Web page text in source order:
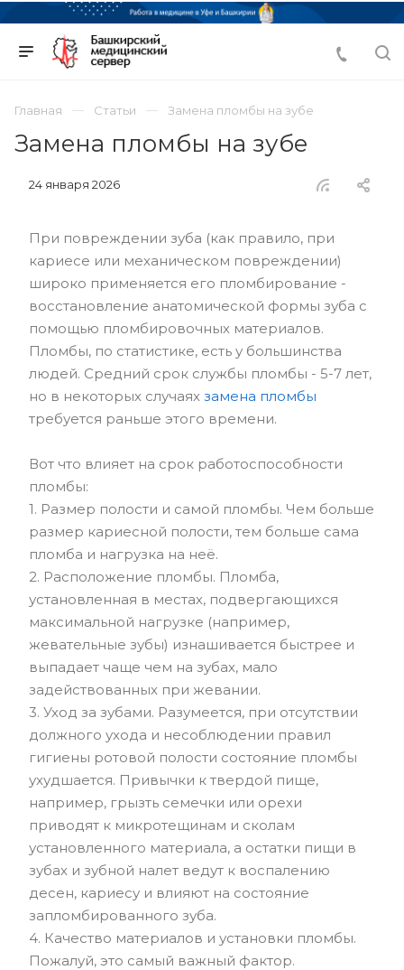
Главная Статьи Замена пломбы на зубе
Замена пломбы на зубе
24 января 2026
При повреждении зуба (как правило, при
кариесе или механическом повреждении)
широко применяется его пломбирование -
восстановление анатомической формы зуба с
помощью пломбировочных материалов.
Пломбы, по статистике, есть у большинства
людей. Средний срок службы пломбы - 5-7 лет,
но в некоторых случаях замена пломбы
требуется раньше этого времени.
Вот что влияет на срок работоспособности
пломбы:
1. Размер полости и самой пломбы. Чем больше
размер кариесной полости, тем больше сама
пломба и нагрузка на неё.
2. Расположение пломбы. Пломба,
установленная в местах, подвергающихся
максимальной нагрузке (например,
жевательные зубы) изнашивается быстрее и
выпадает чаще чем на зубах, мало
задействованных при жевании.
3. Уход за зубами. Разумеется, при отсутствии
должного ухода и несоблюдении правил
гигиены ротовой полости состояние пломбы
ухудшается. Привычки к твердой пище,
например, грызть семечки или орехи
приводят к микротещинам и сколам
установленного материала, а остатки пищи в
зубах и зубной налет ведут к воспалению
десен, кариесу и влияют на состояние
запломбированного зуба.
4. Качество материалов и установки пломбы.
Пожалуй, это самый важный фактор.